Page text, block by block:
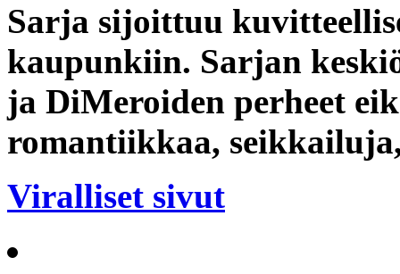
Sarja sijoittuu
kaupunkiin. Sarjan
ja DiMeroiden perheet
romantiikkaa,
Viralliset sivut